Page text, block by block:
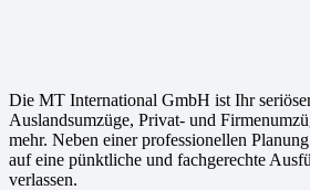
Die MT International GmbH ist Ihr
Auslandsumzüge, Privat- und
mehr. Neben einer professionellen
auf eine pünktliche und fachgerechte
verlassen.